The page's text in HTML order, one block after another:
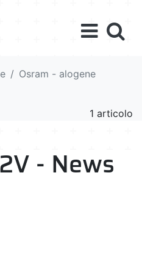
Osram - alogene
1 articolo
- News